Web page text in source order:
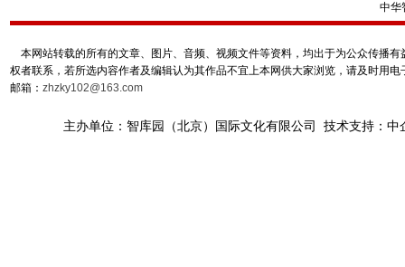
中华
本网站转载的所有的文章、图片、音频、视频文件等资料，均出于为公众传播
权者联系，若所选内容作者及编辑认为其作品不宜上本网供大家浏览，请及时用
邮箱： zhzky102@163.com
主办单位：智库园（北京）国际文化有限公司 技术支持：